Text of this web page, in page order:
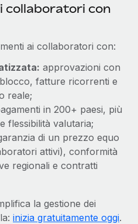
collaboratori con
ai collaboratori con:
approvazioni con
fatture ricorrenti e
reale;
in 200+ paesi, più
flessibilità valutaria;
di un prezzo equo
attivi), conformità
regionali e contratti
la gestione dei
inizia gratuitamente oggi.